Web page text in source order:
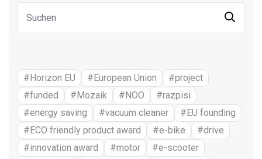
#Horizon EU #European Union
#project
#funded
#Mozaik #NOO
#razpisi
#energy saving
#vacuum cleaner
#EU founding
#ECO friendly product award
#e-bike
#drive
#innovation award
#motor
#e-scooter